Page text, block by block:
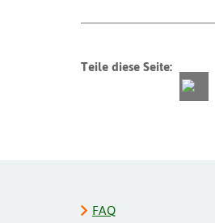
Teile diese Seite:
FAQ